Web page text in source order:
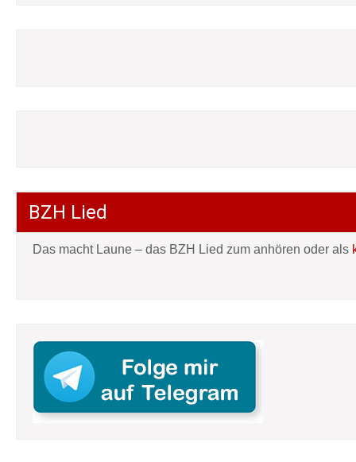
BZH Lied
Das macht Laune – das BZH Lied zum anhören oder als